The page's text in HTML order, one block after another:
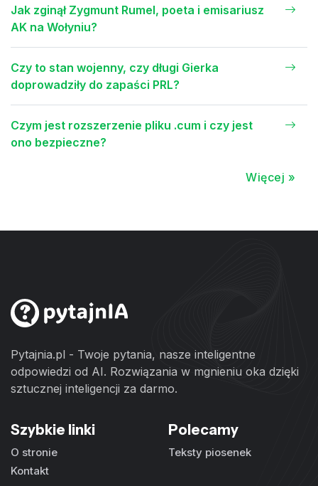
Jak zginął Zygmunt Rumel, poeta i emisariusz
AK na Wołyniu?
Czy to stan wojenny, czy długi Gierka
doprowadziły do zapaści PRL?
Czym jest rozszerzenie pliku .cum i czy jest
ono bezpieczne?
Więcej »
Pytajnia.pl - Twoje pytania, nasze inteligentne
odpowiedzi od AI. Rozwiązania w mgnieniu oka dzięki
sztucznej inteligencji za darmo.
Szybkie linki
O stronie
Kontakt
Polecamy
Teksty piosenek